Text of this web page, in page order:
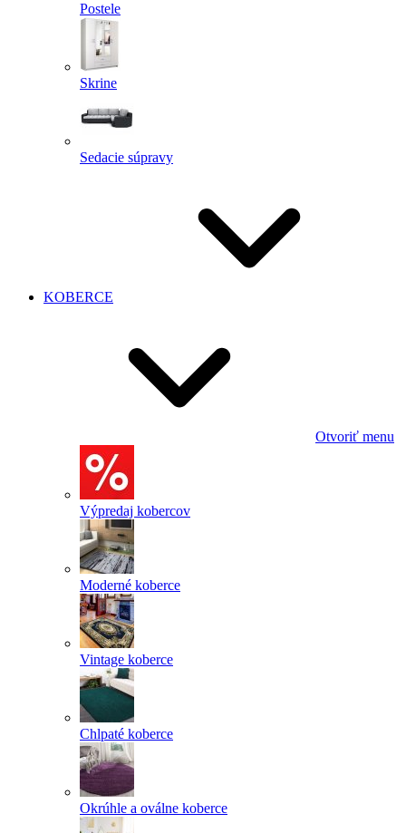
Postele
Skrine
Sedacie súpravy
KOBERCE
Otvoriť menu
Výpredaj kobercov
Moderné koberce
Vintage koberce
Chlpaté koberce
Okrúhle a oválne koberce